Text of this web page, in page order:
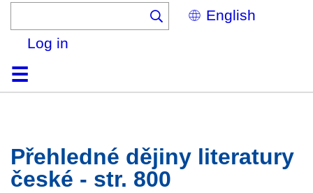
Select
your
Log in
HomeBrowse
Search
About
HelpContactDigitalia
Přehledné dějiny literatury
české - str. 800